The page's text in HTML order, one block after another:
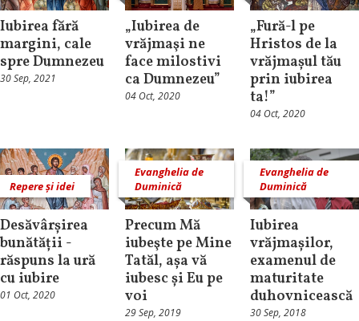
Iubirea fără
margini, cale
spre Dumnezeu
30 Sep, 2021
„Iubirea de
vrăjmaşi ne
face milostivi
ca Dumnezeu”
04 Oct, 2020
„Fură-l pe
Hristos de la
vrăjmașul tău
prin iubirea
ta!”
04 Oct, 2020
Repere și idei
Desăvârșirea
bunătății -
răspuns la ură
cu iubire
01 Oct, 2020
Evanghelia de
Duminică
Precum Mă
iubeşte pe Mine
Tatăl, așa vă
iubesc și Eu pe
voi
29 Sep, 2019
Evanghelia de
Duminică
Iubirea
vrăjmașilor,
examenul de
maturitate
duhovnicească
30 Sep, 2018